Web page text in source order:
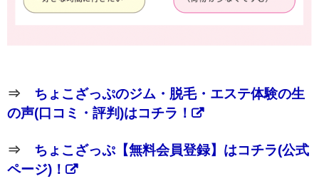
⇒ ちょこざっぷのジム・脱毛・エステ体験の生
の声(口コミ・評判)はコチラ！
⇒ ちょこざっぷ【無料会員登録】はコチラ(公式
ページ)！